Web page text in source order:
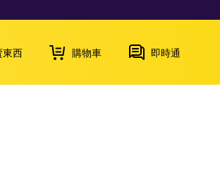
東西 購物車 即時通